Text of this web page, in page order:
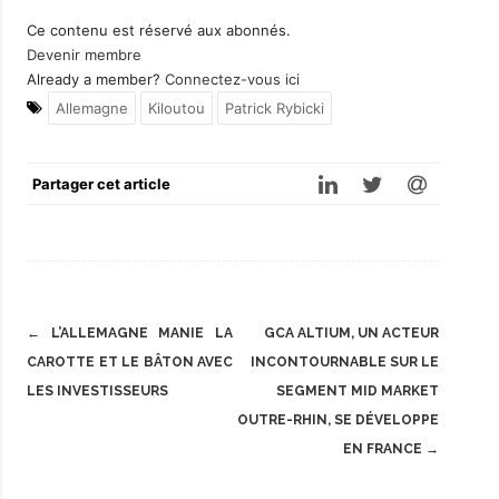
Ce contenu est réservé aux abonnés.
Devenir membre
Already a member? Connectez-vous ici
Allemagne
Kiloutou Patrick Rybicki
Partager cet article
Post
navigation
←
L’ALLEMAGNE MANIE LA
CAROTTE ET LE BÂTON AVEC
LES INVESTISSEURS
GCA ALTIUM, UN ACTEUR
INCONTOURNABLE SUR LE
SEGMENT MID MARKET
OUTRE-RHIN, SE DÉVELOPPE
EN FRANCE →